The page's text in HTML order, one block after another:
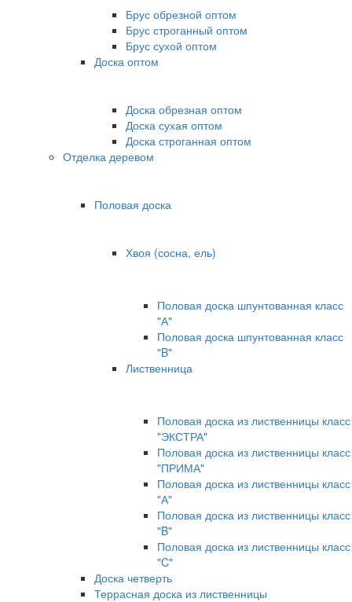
Брус обрезной оптом
Брус строганный оптом
Брус сухой оптом
Доска оптом
Доска обрезная оптом
Доска сухая оптом
Доска строганная оптом
Отделка деревом
Половая доска
Хвоя (сосна, ель)
Половая доска шпунтованная класс
"А"
Половая доска шпунтованная класс
"B"
Лиственница
Половая доска из лиственницы класс
"ЭКСТРА"
Половая доска из лиственницы класс
"ПРИМА"
Половая доска из лиственницы класс
"А"
Половая доска из лиственницы класс
"B"
Половая доска из лиственницы класс
"C"
Доска четверть
Террасная доска из лиственницы